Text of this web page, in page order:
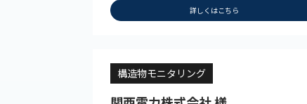
詳しくはこちら
構造物モニタリング